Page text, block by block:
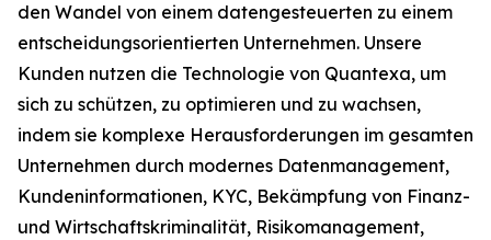
den Wandel von einem datengesteuerten zu einem
entscheidungsorientierten Unternehmen. Unsere
Kunden nutzen die Technologie von Quantexa, um
sich zu schützen, zu optimieren und zu wachsen,
indem sie komplexe Herausforderungen im gesamten
Unternehmen durch modernes Datenmanagement,
Kundeninformationen, KYC, Bekämpfung von Finanz-
und Wirtschaftskriminalität, Risikomanagement,